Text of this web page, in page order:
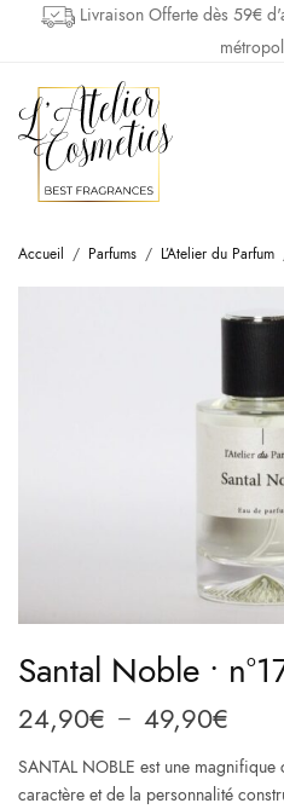
Livraison Offerte dès 59€
Accueil / Parfums / L’Atelier du Parfum
Santal Noble •
24,90€ – 49,90€
prix :
SANTAL NOBLE est une
caractère et de la personnalité